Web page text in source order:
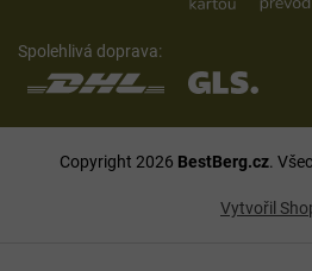
Spolehlivá doprava:
Vytvořil
Copyright 2026 BestBerg.cz.